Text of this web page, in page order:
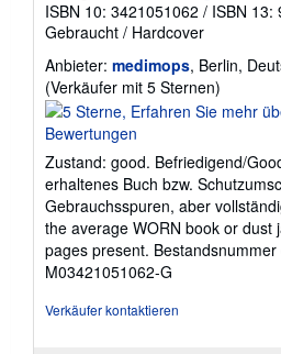
ISBN 10: 3421051062 / ISBN 13:
Gebraucht / Hardcover
Anbieter: medimops, Berlin,
(Verkäufer mit 5 Sternen)
5
Sternen
Zustand: good. Befriedigend/
erhaltenes Buch bzw.
Gebrauchsspuren, aber
the average WORN book or dust
pages present.
M03421051062-G
Verkäufer kontaktieren